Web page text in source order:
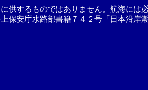
供するものではありません。航海には
保安庁水路部書籍７４２号「日本沿岸